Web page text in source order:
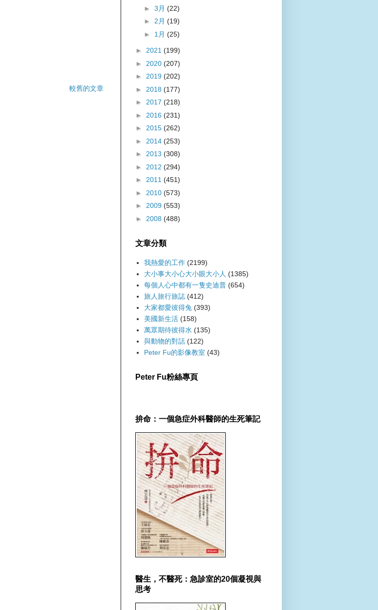
較舊的文章
► 3月 (22)
► 2月 (19)
► 1月 (25)
► 2021 (199)
► 2020 (207)
► 2019 (202)
► 2018 (177)
► 2017 (218)
► 2016 (231)
► 2015 (262)
► 2014 (253)
► 2013 (308)
► 2012 (294)
► 2011 (451)
► 2010 (573)
► 2009 (553)
► 2008 (488)
文章分類
我熱愛的工作 (2199)
大小事大小心大小眼大小人 (1385)
每個人心中都有一隻史迪普 (654)
旅人旅行旅誌 (412)
大家都愛彼得兔 (393)
美國新生活 (158)
萬眾期待彼得水 (135)
與動物的對話 (122)
Peter Fu的影像教室 (43)
Peter Fu粉絲專頁
拚命：一個急症外科醫師的生死筆記
醫生，不醫死：急診室的20個凝視與
思考